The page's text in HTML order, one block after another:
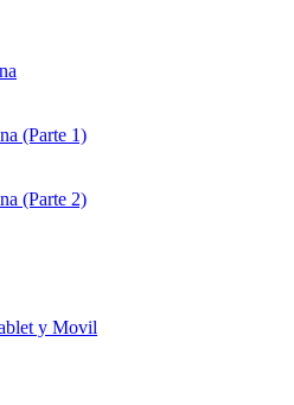
(Parte 1)
(Parte 2)
y Movil